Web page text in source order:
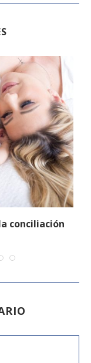
conciliación